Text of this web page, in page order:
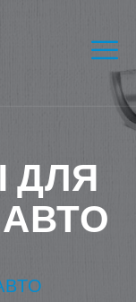
ДЛЯ